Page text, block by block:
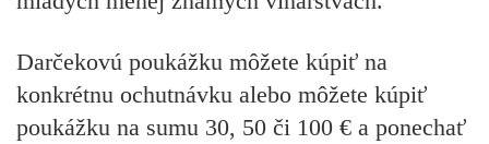
Darčekovú poukážku môžete kúpiť na
konkrétnu ochutnávku alebo môžete kúpiť
poukážku na sumu 30, 50 či 100 € a ponechať